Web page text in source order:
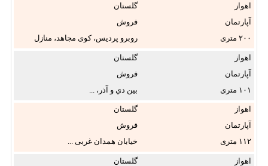
اهواز
گلستان
آپارتمان
فروش
۲۰۰
روبرو پردیس، کوی مجاهد، منازل
اهواز
گلستان
آپارتمان
فروش
۱۰۱
بين دي و آذر، ...
اهواز
گلستان
آپارتمان
فروش
۱۱۲
خیابان همدان غربی ...
اهواز
گلستان